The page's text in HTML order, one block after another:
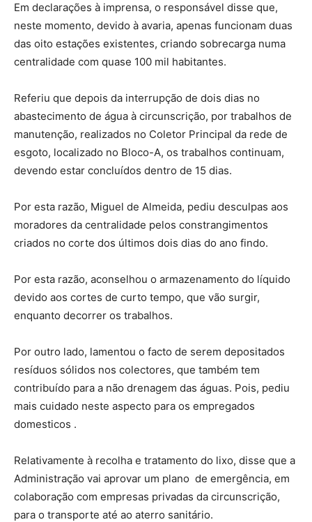
Em declarações à imprensa, o responsável disse que,
neste momento, devido à avaria, apenas funcionam duas
das oito estações existentes, criando sobrecarga numa
centralidade com quase 100 mil habitantes.
Referiu que depois da interrupção de dois dias no
abastecimento de água à circunscrição, por trabalhos de
manutenção, realizados no Coletor Principal da rede de
esgoto, localizado no Bloco-A, os trabalhos continuam,
devendo estar concluídos dentro de 15 dias.
Por esta razão, Miguel de Almeida, pediu desculpas aos
moradores da centralidade pelos constrangimentos
criados no corte dos últimos dois dias do ano findo.
Por esta razão, aconselhou o armazenamento do líquido
devido aos cortes de curto tempo, que vão surgir,
enquanto decorrer os trabalhos.
Por outro lado, lamentou o facto de serem depositados
resíduos sólidos nos colectores, que também tem
contribuído para a não drenagem das águas. Pois, pediu
mais cuidado neste aspecto para os empregados
domesticos .
Relativamente à recolha e tratamento do lixo, disse que a
Administração vai aprovar um plano de emergência, em
colaboração com empresas privadas da circunscrição,
para o transporte até ao aterro sanitário.